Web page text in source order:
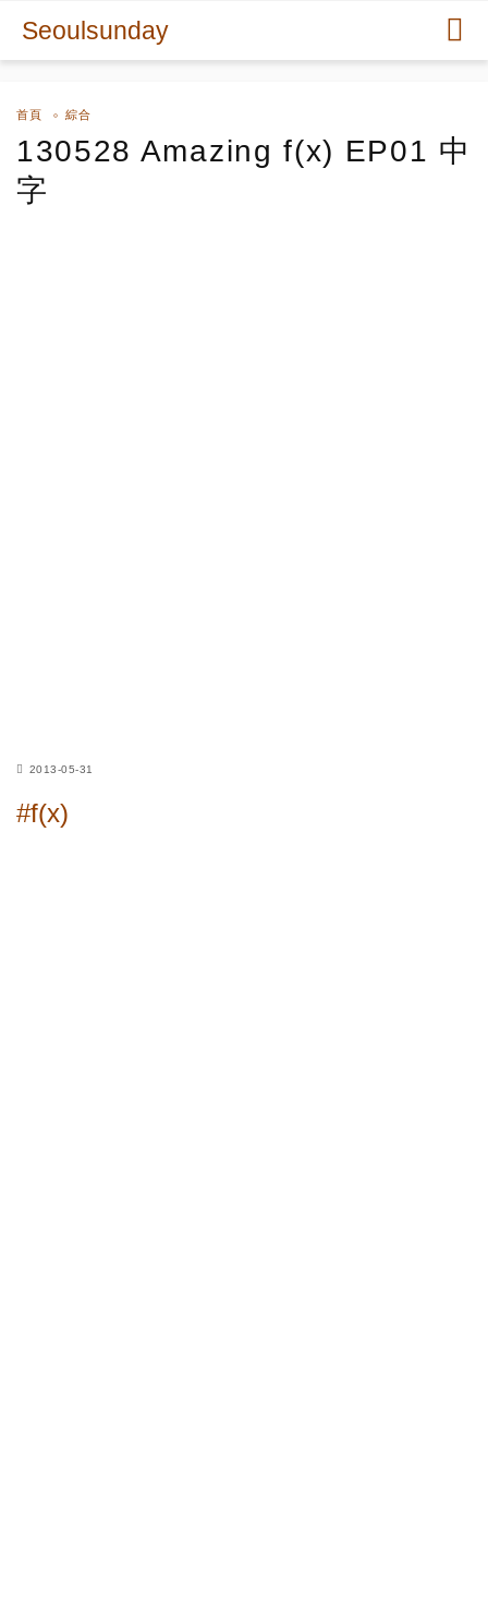
Seoulsunday
首頁 綜合
130528 Amazing f(x) EP01 中
字
2013-05-31
#f(x)